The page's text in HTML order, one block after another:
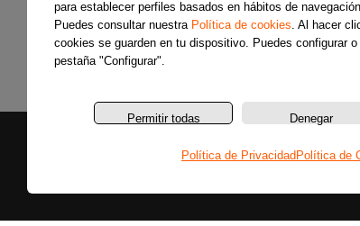
para establecer perfiles basados en hábitos de
Puedes consultar nuestra Política de cookies. Al hacer
cookies se guarden en tu dispositivo. Puedes configurar
pestaña "Configurar".
Permitir todas Denegar
Política de Privacidad Política de